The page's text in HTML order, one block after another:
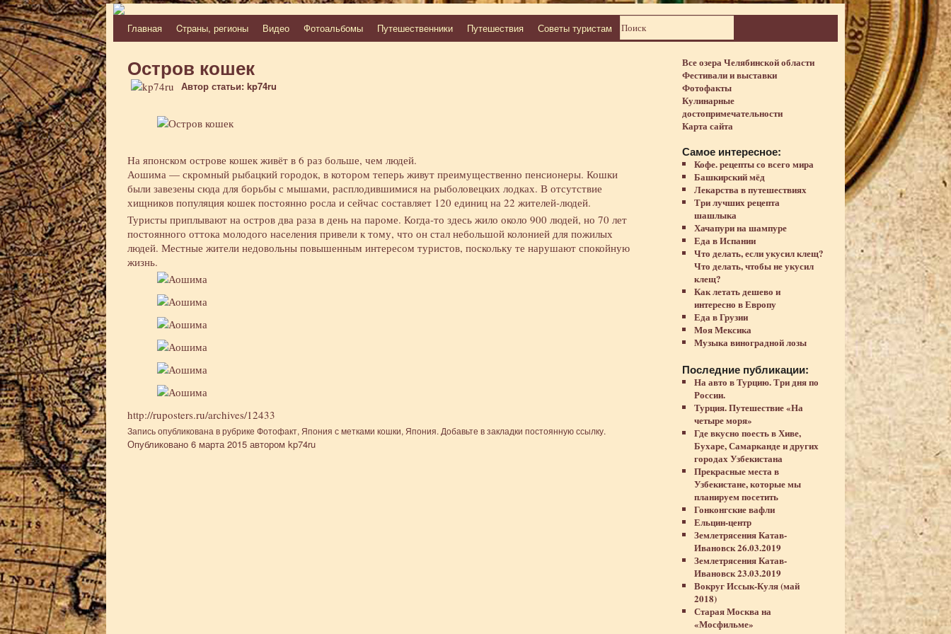
Перейти
содержимому
Главная Cтраны, регионы Видео Фотоальбомы Путешественники Путешествия Советы туристам
Остров кошек
Автор статьи: kp74ru
На японском острове кошек живёт в 6 раз больше, чем людей.
Аошима — скромный рыбацкий городок, в котором теперь живут преимущественно пенсионеры. Кошки
были завезены сюда для борьбы с мышами, расплодившимися на рыболовецких лодках. В отсутствие
хищников популяция кошек постоянно росла и сейчас составляет 120 единиц на 22 жителей-людей.
Туристы приплывают на остров два раза в день на пароме. Когда-то здесь жило около 900 людей, но 70 лет
постоянного оттока молодого населения привели к тому, что он стал небольшой колонией для пожилых
людей. Местные жители недовольны повышенным интересом туристов, поскольку те нарушают спокойную
жизнь.
http://ruposters.ru/archives/12433
Запись опубликована в рубрике Фотофакт, Япония с метками кошки, Япония. Добавьте в закладки постоянную ссылку.
Опубликовано 6 марта 2015 автором kp74ru
Все озера Челябинской области
Фестивали и выставки
Фотофакты
Кулинарные
достопримечательности
Карта сайта
Самое интересное:
Кофе. рецепты со всего мира
Башкирский мёд
Лекарства в путешествиях
Три лучших рецепта
шашлыка
Хачапури на шампуре
Еда в Испании
Что делать, если укусил клещ?
Что делать, чтобы не укусил
клещ?
Как летать дешево и
интересно в Европу
Еда в Грузии
Моя Мексика
Музыка виноградной лозы
Последние публикации:
На авто в Турцию. Три дня по
России.
Турция. Путешествие «На
четыре моря»
Где вкусно поесть в Хиве,
Бухаре, Самарканде и других
городах Узбекистана
Прекрасные места в
Узбекистане, которые мы
планируем посетить
Гонконгские вафли
Ельцин-центр
Землетрясения Катав-
Ивановск 26.03.2019
Землетрясения Катав-
Ивановск 23.03.2019
Вокруг Иссык-Куля (май
2018)
Старая Москва на
«Мосфильме»